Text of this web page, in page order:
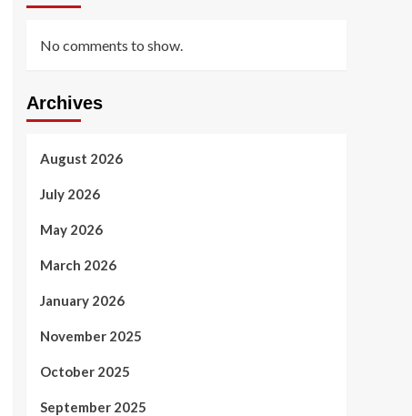
No comments to show.
Archives
August 2026
July 2026
May 2026
March 2026
January 2026
November 2025
October 2025
September 2025